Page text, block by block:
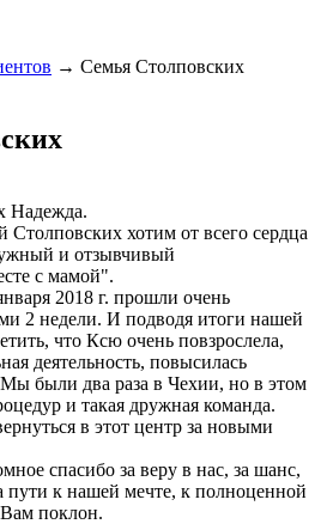
→ Семья Столповских
Надежда.
хотим от всего сердца
и отзывчивый
с мамой".
2018 г. прошли очень
2 недели. И подводя итоги нашей
что Ксю очень повзрослела,
деятельность, повысилась
Мы были два раза в Чехии, но в этом
и такая дружная команда.
в этот центр за новыми
спасибо за веру в нас, за шанс,
к нашей мечте, к полноценной
поклон.